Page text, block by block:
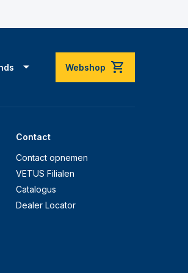
Webshop
Contact
Contact opnemen
VETUS Filialen
Catalogus
Dealer Locator